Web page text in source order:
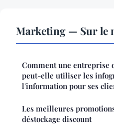
Marketing — Sur le
Comment une entreprise
peut-elle utiliser les
l'information pour ses
Les meilleures
déstockage discount